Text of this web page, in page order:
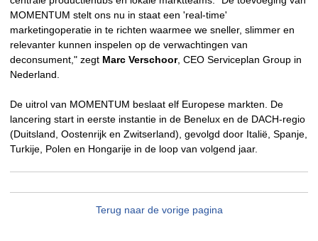
MOMENTUM stelt ons nu in staat een 'real-time'
marketingoperatie in te richten waarmee we sneller, slimmer en
relevanter kunnen inspelen op de verwachtingen van
deconsument," zegt Marc Verschoor, CEO Serviceplan Group in
Nederland.
De uitrol van MOMENTUM beslaat elf Europese markten. De
lancering start in eerste instantie in de Benelux en de DACH-regio
(Duitsland, Oostenrijk en Zwitserland), gevolgd door Italië, Spanje,
Turkije, Polen en Hongarije in de loop van volgend jaar.
Terug naar de vorige pagina